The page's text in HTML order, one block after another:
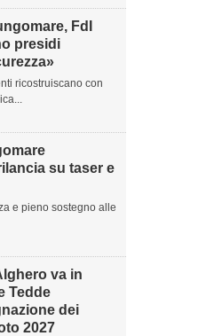
FdI
presidi
ricostruiscano con
su taser e
e pieno sostegno alle
va in
Tedde
dei
2027